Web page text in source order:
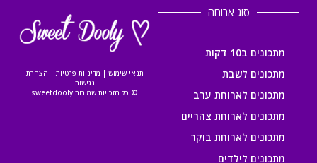
סוג ארוחה
מתכונים ב10 דקות
מתכונים לשבת
מתכונים לארוחת ערב
מתכונים לארוחת צהריים
מתכונים לארוחת בוקר
מתכונים לילדים
תנאי שימוש | מדיניות פרטיות | הצהרת
נגישות
© כל הזכויות שמורות sweetdooly